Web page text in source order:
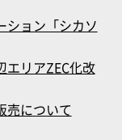
ション「シカソ
エリアZEC化改
売について